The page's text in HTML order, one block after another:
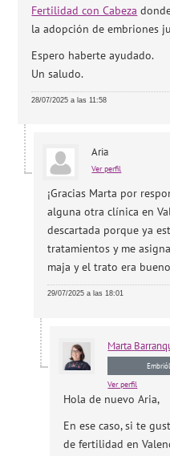
Fertilidad con Cabeza
la adopción de embriones
Espero haberte ayudado.
Un saludo.
28/07/2025 a las 11:58
Aria
Ver perfil
¡Gracias Marta por
alguna otra clínica en
descartada porque ya
tratamientos y me
maja y el trato era
29/07/2025 a las 18:01
Marta
Ver perfil
Hola de nuevo Aria,
En ese caso, si te
de fertilidad en